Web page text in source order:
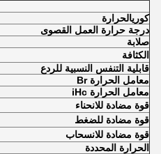
كوريالحرارة
درجة حرارة العمل القصوى
صلابة
الكثافة
قابلية التنفس النسبية للردع
معامل الحرارة Br
معامل الحرارة iHc
قوة مضادة للانحناء
قوة مضادة للضغط
قوة مضادة للانسحاب
الحرارة المحددة